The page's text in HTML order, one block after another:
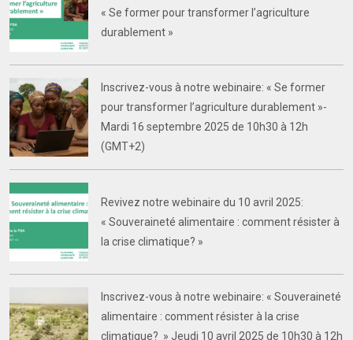
« Se former pour transformer l’agriculture
durablement »
Inscrivez-vous à notre webinaire: « Se former
pour transformer l’agriculture durablement »-
Mardi 16 septembre 2025 de 10h30 à 12h
(GMT+2)
Revivez notre webinaire du 10 avril 2025:
« Souveraineté alimentaire : comment résister à
la crise climatique? »
Inscrivez-vous à notre webinaire: « Souveraineté
alimentaire : comment résister à la crise
climatique? » Jeudi 10 avril 2025 de 10h30 à 12h